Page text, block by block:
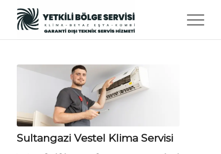
Sultangazi Vestel Klima Servisi